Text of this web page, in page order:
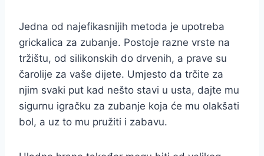
Jedna od najefikasnijih metoda je upotreba
grickalica za zubanje. Postoje razne vrste na
tržištu, od silikonskih do drvenih, a prave su
čarolije za vaše dijete. Umjesto da trčite za
njim svaki put kad nešto stavi u usta, dajte mu
sigurnu igračku za zubanje koja će mu olakšati
bol, a uz to mu pružiti i zabavu.